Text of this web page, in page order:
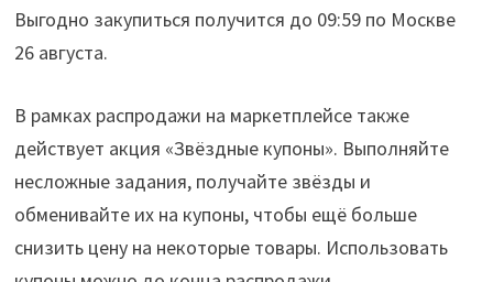
Выгодно закупиться получится до 09:59 по Москве
26 августа.
В рамках распродажи на маркетплейсе также
действует акция «Звёздные купоны». Выполняйте
несложные задания, получайте звёзды и
обменивайте их на купоны, чтобы ещё больше
снизить цену на некоторые товары. Использовать